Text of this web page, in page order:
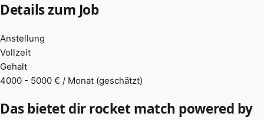
Details zum Job
Anstellung
Vollzeit
Gehalt
4000 - 5000 € / Monat (geschätzt)
Das bietet dir rocket match powered by